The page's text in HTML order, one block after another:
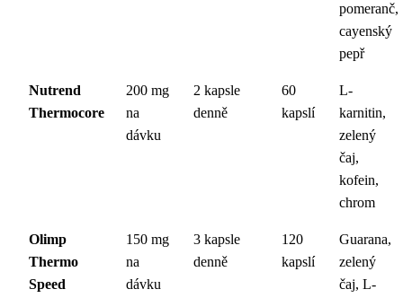
pomeranč,
cayenský
pepř
Nutrend
Thermocore
200 mg
na
dávku
2 kapsle
denně
60
kapslí
L-
karnitin,
zelený
čaj,
kofein,
chrom
Olimp
Thermo
Speed
150 mg
na
dávku
3 kapsle
denně
120
kapslí
Guarana,
zelený
čaj, L-